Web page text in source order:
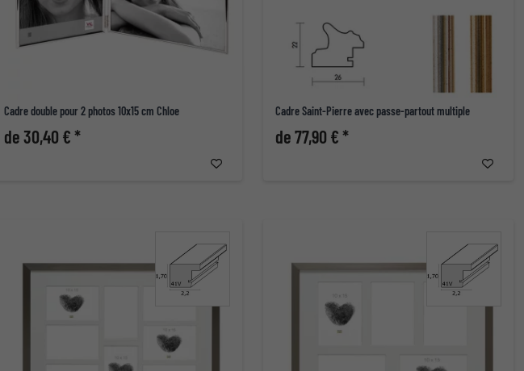
Cadre double pour 2 photos 10x15 cm Chloe
de 30,40 € *
Cadre Saint-Pierre avec passe-partout multiple
de 77,90 € *